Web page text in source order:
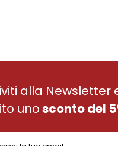
alla Newsletter
unosconto del